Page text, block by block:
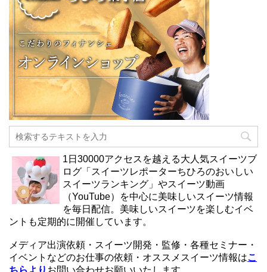
1日30000アクセスを越える大人気スイーツブ
ログ「スイーツレポーターちひろのおいしい
スイーツランキング」やスイーツ動画
（YouTube）を中心に美味しいスイーツ情報
を毎日配信。美味しいスイーツを楽しむイベ
ントも定期的に開催しています。
メディア出演依頼・スイーツ開発・監修・各種セミナー・
イベントなどのお仕事の依頼・オススメスイーツ情報はこ
ちらより お問い合わせお願いいたします。